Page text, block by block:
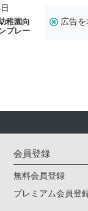
稚園向
プレー
広告
会員登録
無料会員登録
プレミアム会員登